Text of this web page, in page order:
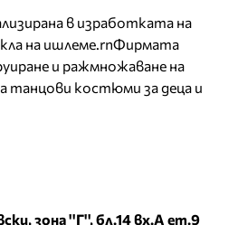
в изработката на
на ишлеме.rnФирмата
и ражмножаване на
танцови костюми за деца и
зона ''Г'', бл.14 вх.А ет.9